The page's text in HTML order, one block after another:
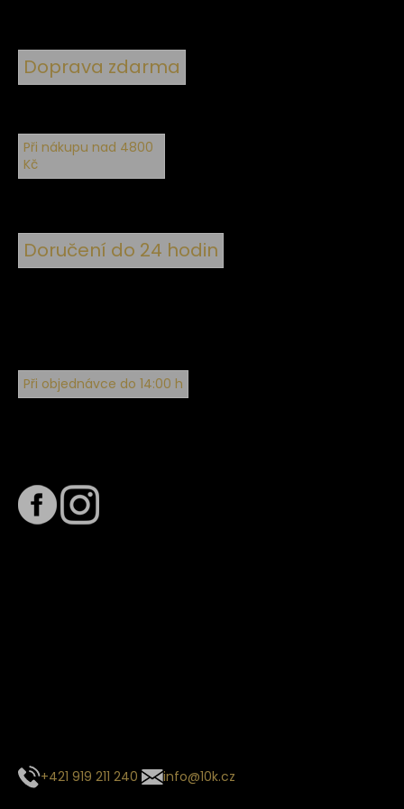
Doprava zdarma
Při nákupu nad 4800
Kč
Doručení do 24 hodin
Při objednávce do 14:00 h
+421 919 211 240 info@10k.cz